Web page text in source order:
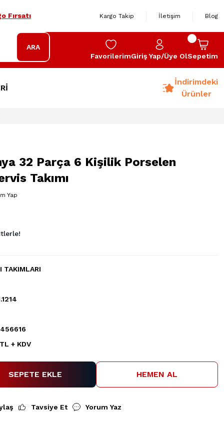
Fırsatı Kargo Takip İletişim Blog
ARA
FavorilerimGiriş Yap/Üye OlSepetim
İndirimdeki
Ürünler
32 Parça 6 Kişilik Porselen
Takımı
Yap
TAKIMLARI
+ KDV
SEPETE EKLE HEMEN AL
Tavsiye Et Yorum Yaz